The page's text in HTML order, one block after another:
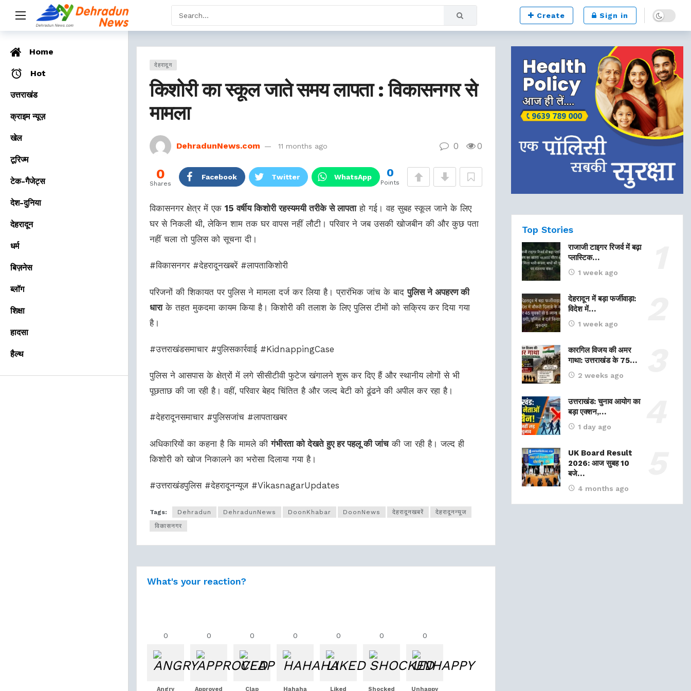
Create Sign in Dark mode
देहरादून
किशोरी का स्कूल जाते समय लापता : विकासनगर से
मामला
DehradunNews.com 11 months ago 0 0
0
Shares
Facebook Twitter WhatsApp 0
Points
विकासनगर क्षेत्र में एक 15 वर्षीय किशोरी रहस्यमयी तरीके से लापताहो गई। वह सुबह स्कूल जाने के लिए
घर से निकली थी, लेकिन शाम तक घर वापस नहीं लौटी। परिवार ने जब उसकी खोजबीन की और कुछ पता
नहीं चला तो पुलिस को सूचना दी।
#विकासनगर #देहरादूनखबरें #लापताकिशोरी
परिजनों की शिकायत पर पुलिस ने मामला दर्ज कर लिया है। प्रारंभिक जांच के बादपुलिस ने अपहरण की
धाराके तहत मुकदमा कायम किया है। किशोरी की तलाश के लिए पुलिस टीमों को सक्रिय कर दिया गया
है।
#उत्तराखंडसमाचार #पुलिसकार्रवाई #KidnappingCase
पुलिस ने आसपास के क्षेत्रों में लगे सीसीटीवी फुटेज खंगालने शुरू कर दिए हैं और स्थानीय लोगों से भी
पूछताछ की जा रही है। वहीं, परिवार बेहद चिंतित है और जल्द बेटी को ढूंढने की अपील कर रहा है।
#देहरादूनसमाचार #पुलिसजांच #लापताखबर
अधिकारियों का कहना है कि मामले कीगंभीरता को देखते हुए हर पहलू की जांचकी जा रही है। जल्द ही
किशोरी को खोज निकालने का भरोसा दिलाया गया है।
#उत्तराखंडपुलिस #देहरादूनन्यूज #VikasnagarUpdates
Tags: Dehradun DehradunNews DoonKhabar DoonNews देहरादूनखबरें
देहरादूनन्यूज
विकासनगर
What's your reaction?
0
Angry
0
Approved
0
Clap
0
Hahaha
0
Liked
0
Shocked
0
Unhappy
Top Stories
राजाजी टाइगर रिजर्व में बढ़ा
प्लास्टिक…
1 week ago
देहरादून में बड़ा फर्जीवाड़ा:
विदेश में…
1 week ago
कारगिल विजय की अमर
गाथा: उत्तराखंड के 75…
2 weeks ago
उत्तराखंड: चुनाव आयोग का
बड़ा एक्शन,…
1 day ago
UK Board Result
2026: आज सुबह 10
बजे…
4 months ago
Home
Hot
उत्तराखंड
क्राइम न्यूज़
खेल
टूरिज्म
टेक-गैजेट्स
देश-दुनिया
देहरादून
धर्म
बिज़नेस
ब्लॉग
शिक्षा
हादसा
हैल्थ